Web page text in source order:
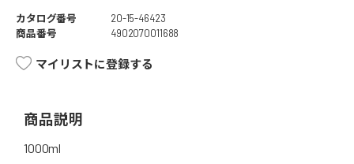
カタログ番号
20-15-46423
商品番号
4902070011688
マイリストに登録する
商品説明
1000ml